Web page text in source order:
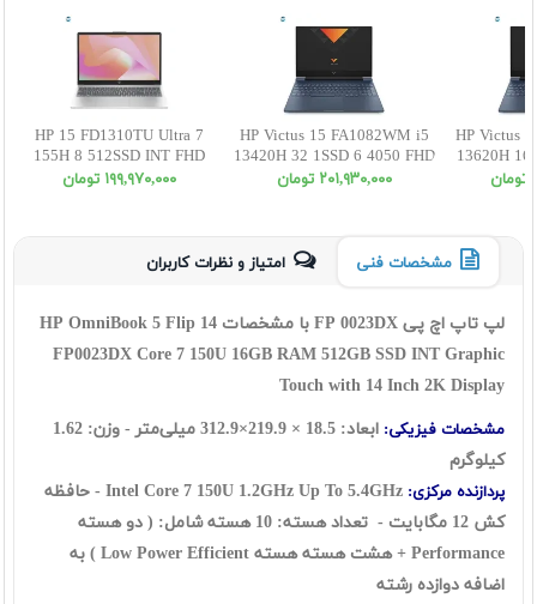
HP 15 FD1310TU Ultra 7
155H 8 512SSD INT FHD
١٩٩,٩٧٠,٠٠٠ تومان
HP Victus 15 FA1082WM i5
13420H 32 1SSD 6 4050 FHD
٢٠١,٩٣٠,٠٠٠ تومان
HP Victus
13620H 16
مشخصات فنی امتیاز و نظرات کاربران
لپ تاپ اچ پی FP 0023DX با مشخصات HP OmniBook 5 Flip 14
FP0023DX Core 7 150U 16GB RAM 512GB SSD INT Graphic
Touch with 14 Inch 2K Display
مشخصات فیزیکی:
ابعاد: 18.5 × 219.9×312.9 میلی‌متر - وزن: 1.62
کیلوگرم
پردازنده مرکزی:
Intel Core 7 150U 1.2GHz Up To 5.4GHz - حافظه
کش 12 مگابایت - تعداد هسته: 10 هسته شامل: ( دو هسته
Performance + هشت هسته هسته Low Power Efficient ) به
اضافه دوازده رشته